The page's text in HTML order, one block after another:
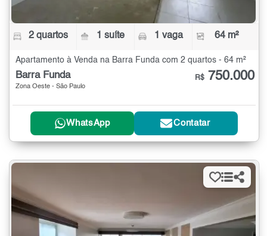
2 quartos 1 suíte 1 vaga 64 m²
Apartamento à Venda na Barra Funda com 2 quartos - 64 m²
Barra Funda
Zona Oeste - São Paulo
R$ 750.000
WhatsApp Contatar